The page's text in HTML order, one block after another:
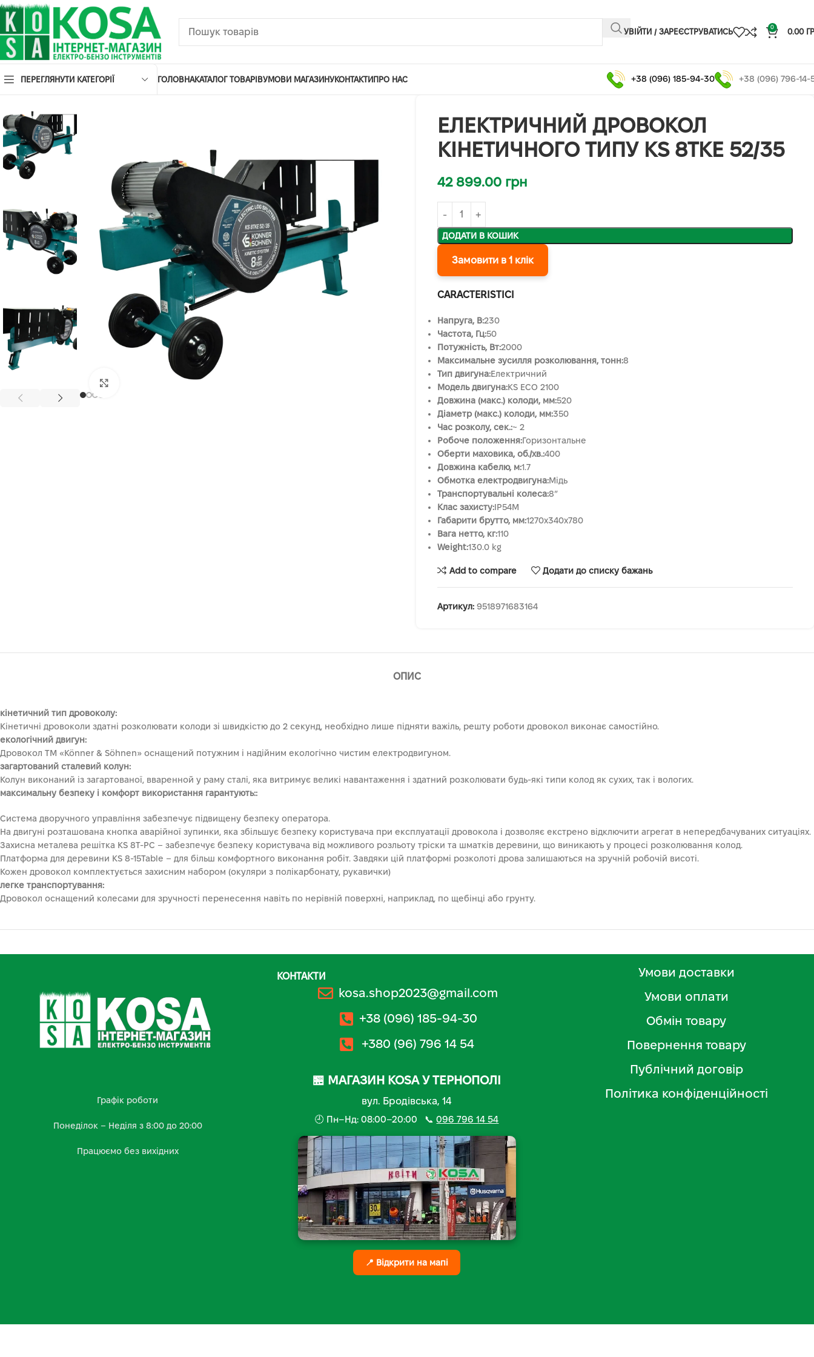
УВІЙТИ / ЗАРЕЄСТРУВАТИСЬ
0
0.00
ПЕРЕГЛЯНУТИ КАТЕГОРІЇ ГОЛОВНАКАТАЛОГ ТОВАРІВУМОВИ МАГАЗИНУКОНТАКТИПРО НАС +38 (096) 185-94-30 +38 (096) 796-14-
Клацніть, щоб збільшити
ЕЛЕКТРИЧНИЙ ДРОВОКОЛ
КІНЕТИЧНОГО ТИПУ KS 8TKE 52/35
42 899.00 грн
ДОДАТИ В КОШИК
Замовити в 1 клік
CARACTERISTICI
Напруга, B:230
Частота, Гц:50
Потужність, Вт:2000
Максимальне зусилля розколювання, тонн:8
Тип двигуна:Електричний
Модель двигуна:KS ECO 2100
Довжина (макс.) колоди, мм:520
Діаметр (макс.) колоди, мм:350
Час розколу, сек.:~ 2
Робоче положення:Горизонтальне
Оберти маховика, об./хв.:400
Довжина кабелю, м:1.7
Обмотка електродвигуна:Мідь
Транспортувальні колеса:8″
Клас захисту:IP54M
Габарити брутто, мм:1270x340x780
Вага нетто, кг:110
Weight:130.0 kg
Add to compare Додати до списку бажань
Артикул: 9518971683164
ОПИС
кінетичний тип дровоколу:
Кінетичні дровоколи здатні розколювати колоди зі швидкістю до 2 секунд, необхідно лише підняти важіль, решту роботи дровокол виконає самостійно.
екологічний двигун:
Дровокол ТМ «Könner & Söhnen» оснащений потужним і надійним екологічно чистим електродвигуном.
загартований сталевий колун:
Колун виконаний із загартованої, вваренной у раму сталі, яка витримує великі навантаження і здатний розколювати будь-які типи колод як сухих, так і вологих.
максимальну безпеку і комфорт використання гарантують::
Система дворучного управління забезпечує підвищену безпеку оператора.
На двигуні розташована кнопка аварійної зупинки, яка збільшує безпеку користувача при експлуатації дровокола і дозволяє екстрено відключити агрегат в непередбачуваних ситуаціях.
Захисна металева решітка KS 8T-PC – забезпечує безпеку користувача від можливого розльоту тріски та шматків деревини, що виникають у процесі розколювання колод.
Платформа для деревини KS 8-15Table – для більш комфортного виконання робіт. Завдяки цій платформі розколоті дрова залишаються на зручній робочій висоті.
Кожен дровокол комплектується захисним набором (окуляри з полікарбонату, рукавички)
легке транспортування:
Дровокол оснащений колесами для зручності перенесення навіть по нерівній поверхні, наприклад, по щебінці або грунту.
Графік роботи
Понеділок – Неділя з 8:00 до 20:00
Працюємо без вихідних
КОНТАКТИ
kosa.shop2023@gmail.com
+38 (096) 185-94-30
+380 (96) 796 14 54
🏪 МАГАЗИН KOSA У ТЕРНОПОЛІ
вул. Бродівська, 14
🕘 Пн–Нд: 08:00–20:00 📞096 796 14 54
📍 Відкрити на мапі
Умови доставки
Умови оплати
Обмін товару
Повернення товару
Публічний договір
Політика конфіденційності